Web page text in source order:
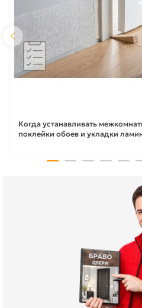
Когда устанавливать
поклейки обоев и укладки